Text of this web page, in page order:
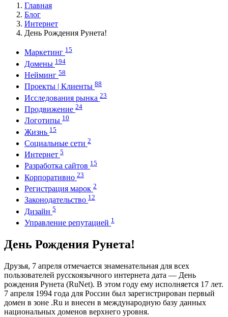
Главная
Блог
Интернет
День Рождения Рунета!
Маркетинг 15
Домены 194
Нейминг 58
Проекты | Клиенты 88
Исследования рынка 23
Продвижение 24
Логотипы 10
Жизнь 15
Социальные сети 2
Интернет 5
Разработка сайтов 15
Корпоративно 23
Регистрация марок 2
Законодательство 12
Дизайн 5
Управление репутацией 1
День Рождения Рунета!
Друзья, 7 апреля отмечается знаменательная для всех
пользователей русскоязычного интернета дата — День
рождения Рунета (RuNet). В этом году ему исполняется 17 лет.
7 апреля 1994 года для России был зарегистрирован первый
домен в зоне .Ru и внесен в международную базу данных
национальных доменов верхнего уровня.